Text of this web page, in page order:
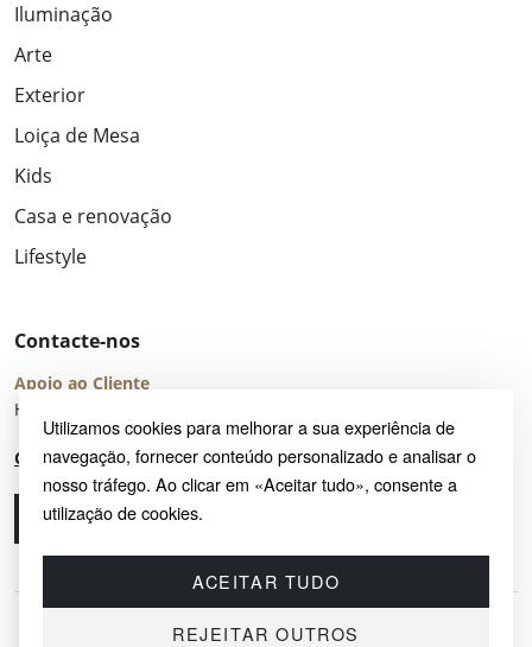
Utilizamos cookies para melhorar a sua experiência de
navegação, fornecer conteúdo personalizado e analisar o
nosso tráfego. Ao clicar em «Aceitar tudo», consente a
utilização de cookies.
ACEITAR TUDO
REJEITAR OUTROS
Iluminação
Arte
Exterior
Loiça de Mesa
Kids
Casa e renovação
Lifestyle
Contacte-nos
Apoio ao Cliente
Horário de Atendimento: seg – sex 8:00 – 16:00 (UTC+2)
Centro de Ajuda
Ligue-nos